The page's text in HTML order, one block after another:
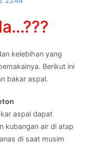
kelebihan yang
Berikut ini
bakar aspal.
aspal dapat
kubangan air di atap
di saat musim